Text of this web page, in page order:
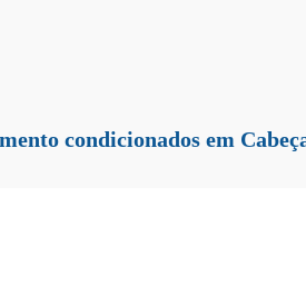
condicionados em